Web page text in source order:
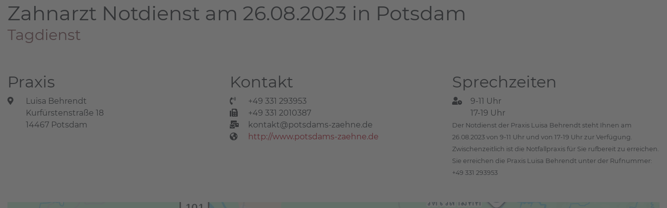
Zahnarzt Notdienst am 26.08.2023 in Potsdam
Tagdienst
Praxis
Luisa Behrendt
Kurfürstenstraße 18
14467 Potsdam
Kontakt
+49 331 293953
+49 331 2010387
kontakt@potsdams-zaehne.de
http://www.potsdams-zaehne.de
Sprechzeiten
9-11 Uhr
17-19 Uhr
Der Notdienst der Praxis Luisa Behrendt steht Ihnen am
26.08.2023 von 9-11 Uhr und von 17-19 Uhr zur Verfügung.
Zwischenzeitlich ist die Notfallpraxis für Sie rufbereit zu erreichen.
Sie erreichen die Praxis Luisa Behrendt unter der Rufnummer:
+49 331 293953